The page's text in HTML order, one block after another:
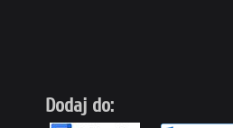
Dodaj do: